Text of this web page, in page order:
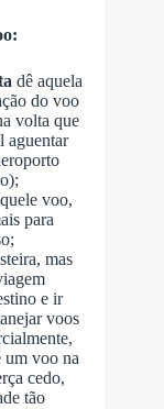
dê aquela
do voo
volta que
aguentar
voo,
para
mas
e ir
voos
um voo na
cedo,
tão